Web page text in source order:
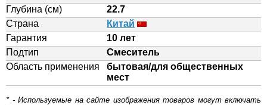
Глубина (см)
22.7
Страна
Китай
Гарантия
10 лет
Подтип
Смеситель
Область применения
бытовая/для общественных
мест
* - Используемые на сайте изображения товаров могут включать